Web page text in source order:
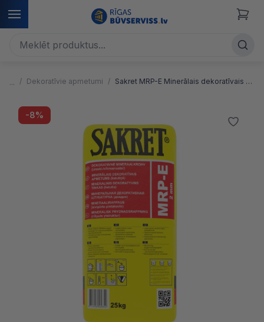
Dekoratīvie apmetumi Sakret MRP-E Minerālais dekoratīvais apmetumss (lietutiņš)
-8%